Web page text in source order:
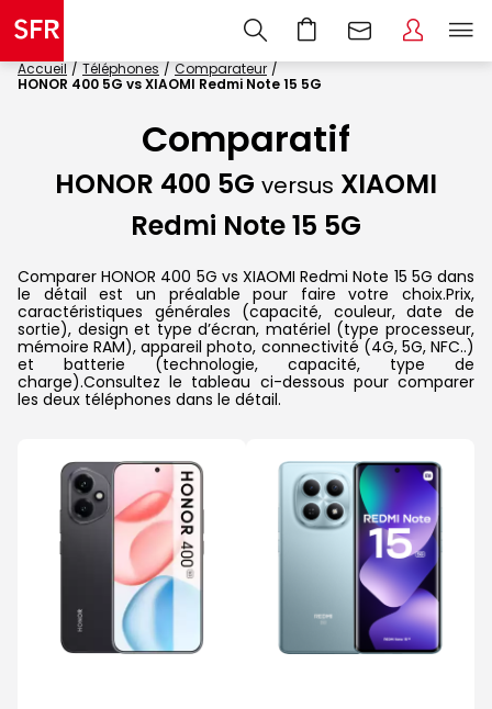
Accueil Téléphones
Comparateur
HONOR 400 5G vs XIAOMI Redmi Note 15 5G
Comparatif
HONOR 400 5G versus XIAOMI
Redmi Note 15 5G
Comparer HONOR 400 5G vs XIAOMI Redmi Note 15 5G dans
le détail est un préalable pour faire votre choix.Prix,
caractéristiques générales (capacité, couleur, date de
sortie), design et type d’écran, matériel (type processeur,
mémoire RAM), appareil photo, connectivité (4G, 5G, NFC..)
et batterie (technologie, capacité, type de
charge).Consultez le tableau ci-dessous pour comparer
les deux téléphones dans le détail.